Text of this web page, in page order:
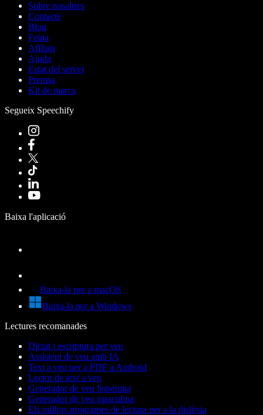
Sobre nosaltres
Contacte
Blog
Feina
Afiliats
Ajuda
Estat del servei
Premsa
Kit de marca
Segueix Speechify
Baixa l'aplicació
Baixa-la per a macOS
Baixa-la per a Windows
Lectures recomanades
Dictat i escriptura per veu
Assistent de veu amb IA
Text a veu per a PDF a Android
Lector de text a veu
Generador de veu femenina
Generador de veu masculina
Els millors programes de lectura per a la dislèxia